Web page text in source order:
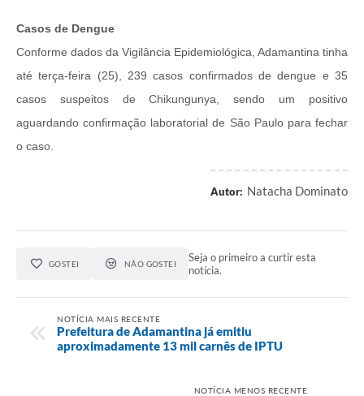
Casos de Dengue
Conforme dados da Vigilância Epidemiológica, Adamantina tinha
até terça-feira (25), 239 casos confirmados de dengue e 35
casos suspeitos de Chikungunya, sendo um positivo
aguardando confirmação laboratorial de São Paulo para fechar
o caso.
Autor: Natacha Dominato
GOSTEI NÃO GOSTEI
Seja o primeiro a curtir esta
notícia.
NOTÍCIA MAIS RECENTE
Prefeitura de Adamantina já emitiu
aproximadamente 13 mil carnês de IPTU
NOTÍCIA MENOS RECENTE